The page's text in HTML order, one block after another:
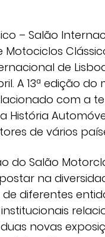
– Salão
Motociclos
de
A 13ª edição
com a
História
de vários
do Salão
na
diferentes
novas